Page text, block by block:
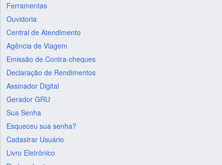
Ferramentas
Ouvidoria
Central de Atendimento
Agência de Viagem
Emissão de Contra-cheques
Declaração de Rendimentos
Assinador Digital
Gerador GRU
Sua Senha
Esqueceu sua senha?
Cadastrar Usuário
Livro Eletrônico